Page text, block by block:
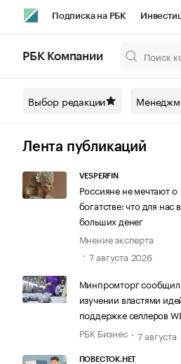
Подписка на РБК
Спецпроекты СПб
Технологии и медиа
РБК Компании
Выбор редакции
Лента публикаций
VESPERFIN
Россияне не мечтают о
богатстве: что для нас
больших денег
Мнение эксперта
7 августа 2026
Минпромторг
изучении властями
поддержке селлеров
РБК Бизнес
7 августа
ПОВЕСТОК.НЕТ